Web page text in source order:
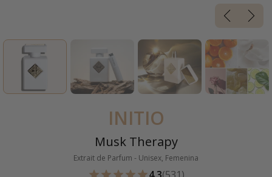
INITIO
Musk Therapy
Extrait de Parfum - Unisex, Femenina